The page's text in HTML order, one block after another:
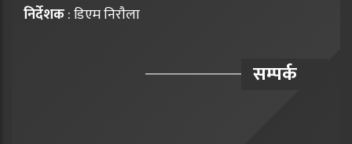
निर्देशक: डिएम निराैला
सम्पर्क